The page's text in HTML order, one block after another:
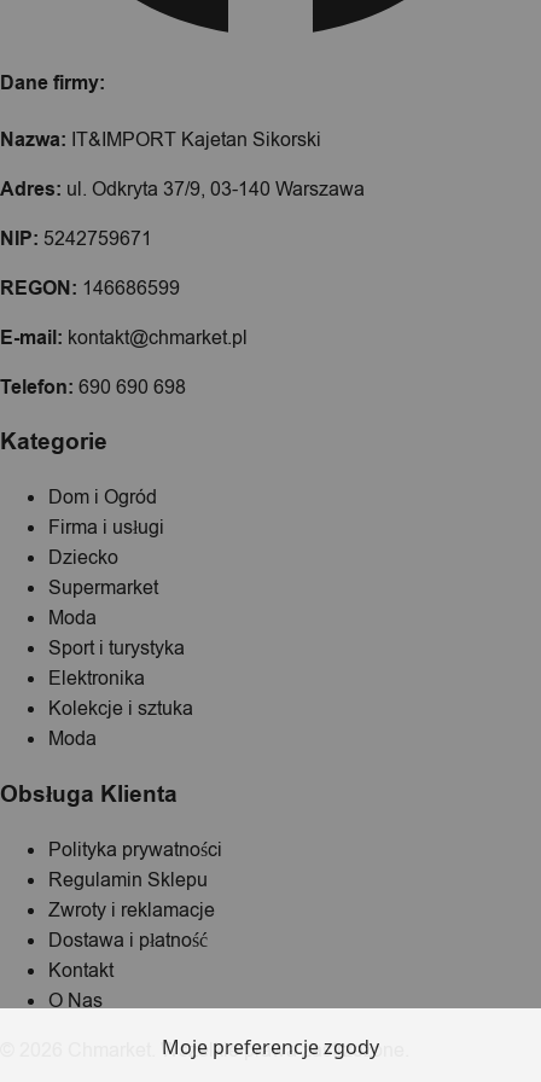
Dane firmy:
Nazwa: IT&IMPORT Kajetan Sikorski
Adres: ul. Odkryta 37/9, 03-140 Warszawa
NIP: 5242759671
REGON: 146686599
E-mail: kontakt@chmarket.pl
Telefon: 690 690 698
Kategorie
Dom i Ogród
Firma i usługi
Dziecko
Supermarket
Moda
Sport i turystyka
Elektronika
Kolekcje i sztuka
Moda
Obsługa Klienta
Polityka prywatności
Regulamin Sklepu
Zwroty i reklamacje
Dostawa i płatność
Kontakt
O Nas
© 2026 Chmarket. Wszelkie prawa zastrzeżone.
Moje preferencje zgody